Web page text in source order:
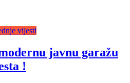
vijesti
javnu garažu
!